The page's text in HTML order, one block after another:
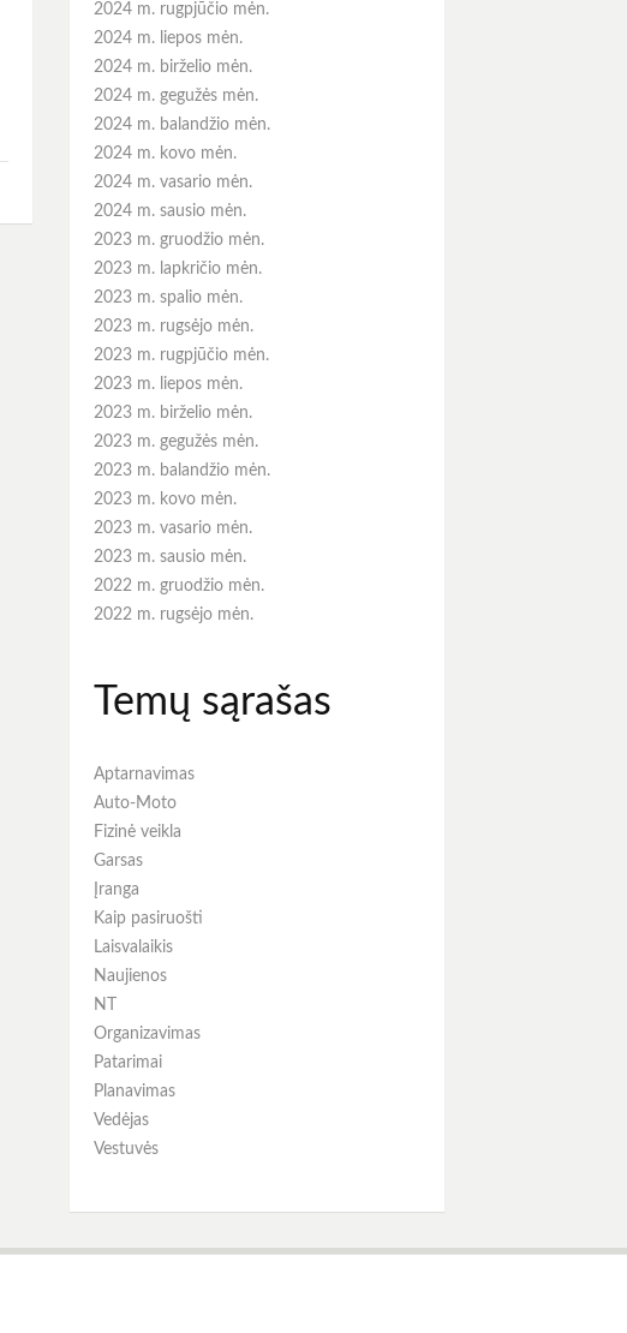
2024 m. rugpjūčio mėn.
2024 m. liepos mėn.
2024 m. birželio mėn.
2024 m. gegužės mėn.
2024 m. balandžio mėn.
2024 m. kovo mėn.
2024 m. vasario mėn.
2024 m. sausio mėn.
2023 m. gruodžio mėn.
2023 m. lapkričio mėn.
2023 m. spalio mėn.
2023 m. rugsėjo mėn.
2023 m. rugpjūčio mėn.
2023 m. liepos mėn.
2023 m. birželio mėn.
2023 m. gegužės mėn.
2023 m. balandžio mėn.
2023 m. kovo mėn.
2023 m. vasario mėn.
2023 m. sausio mėn.
2022 m. gruodžio mėn.
2022 m. rugsėjo mėn.
Temų sąrašas
Aptarnavimas
Auto-Moto
Fizinė veikla
Garsas
Įranga
Kaip pasiruošti
Laisvalaikis
Naujienos
NT
Organizavimas
Patarimai
Planavimas
Vedėjas
Vestuvės